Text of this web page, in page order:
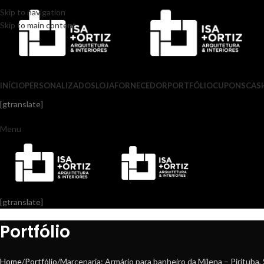
Skip to navigation
Skip to main content
INÍCIOPERSONALIZADOSLOJAFORNECEDORPORTFÓLIOCUPONS
[gtranslate]
Menu
[gtranslate]
Portfólio
Home Portfólio Marcenaria: Armário para banheiro da Milena – Pirituba,